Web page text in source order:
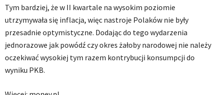
Tym bardziej, że w II kwartale na wysokim poziomie
utrzymywała się inflacja, więc nastroje Polaków nie były
przesadnie optymistyczne. Dodając do tego wydarzenia
jednorazowe jak powódź czy okres żałoby narodowej nie należy
oczekiwać wysokiej tym razem kontrybucji konsumpcji do
wyniku PKB.